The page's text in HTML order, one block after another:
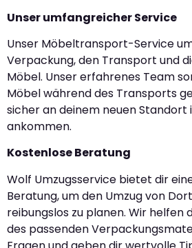
Unser umfangreicher Service
Unser Möbeltransport-Service
Verpackung, den Transport und
Möbel. Unser erfahrenes Team
Möbel während des Transports
sicher an deinem neuen Standort
ankommen.
Kostenlose Beratung
Wolf Umzugsservice bietet dir
Beratung, um den Umzug von
reibungslos zu planen. Wir helfen
des passenden